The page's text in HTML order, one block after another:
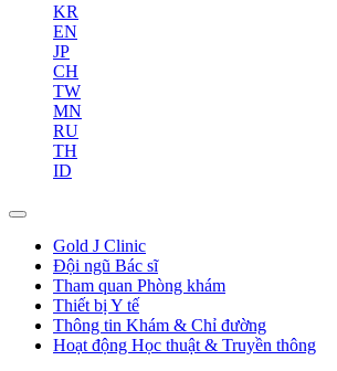
KR
EN
JP
CH
TW
MN
RU
TH
ID
Gold J Clinic
Đội ngũ Bác sĩ
Tham quan Phòng khám
Thiết bị Y tế
Thông tin Khám & Chỉ đường
Hoạt động Học thuật & Truyền thông